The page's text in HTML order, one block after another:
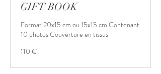
GIFT BOOK
Format 20x15 cm ou 15x15 cm Contenant
10 photos Couverture en tissus
110
euros
110 €